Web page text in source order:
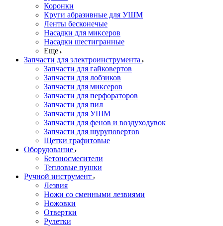
Коронки
Круги абразивные для УШМ
Ленты бесконечые
Насадки для миксеров
Насадки шестигранные
Еще
Запчасти для электроинструмента
Запчасти для гайковертов
Запчасти для лобзиков
Запчасти для миксеров
Запчасти для перфораторов
Запчасти для пил
Запчасти для УШМ
Запчасти для фенов и воздуходувок
Запчасти для шуруповертов
Щетки графитовые
Оборудование
Бетоносмесители
Тепловые пушки
Ручной инструмент
Лезвия
Ножи со сменными лезвиями
Ножовки
Отвертки
Рулетки